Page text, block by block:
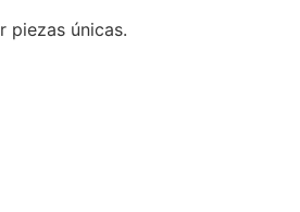
piezas únicas.